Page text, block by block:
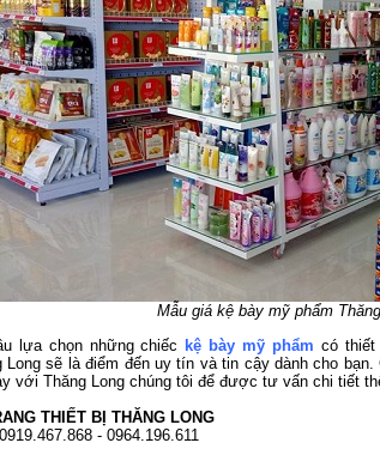
Mẫu giá kệ bày mỹ phẩm
lựa chọn những chiếc kệ bày mỹ phẩm có thiết
Long sẽ là điểm đến uy tín và tin cậy dành cho
với Thăng Long chúng tôi để được tư vấn chi tiết
THIẾT BỊ THĂNG LONG
- 0964.196.611